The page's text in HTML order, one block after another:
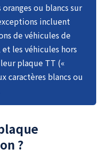
ou blancs sur
incluent
de véhicules de
les véhicules hors
plaque TT («
caractères blancs ou
?